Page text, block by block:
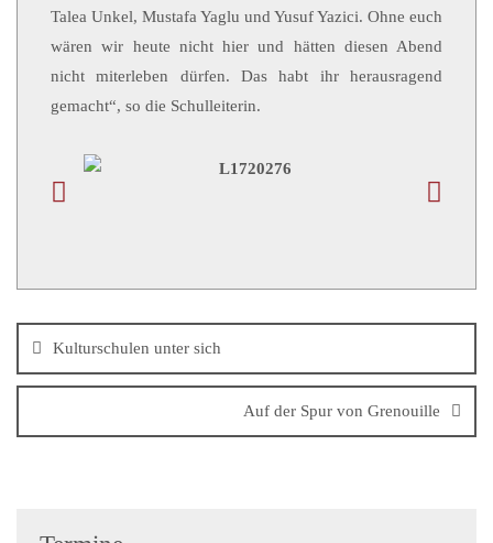
Talea Unkel, Mustafa Yaglu und Yusuf Yazici. Ohne euch
wären wir heute nicht hier und hätten diesen Abend
nicht miterleben dürfen. Das habt ihr herausragend
gemacht“, so die Schulleiterin.
Kulturschulen unter sich
Auf der Spur von Grenouille